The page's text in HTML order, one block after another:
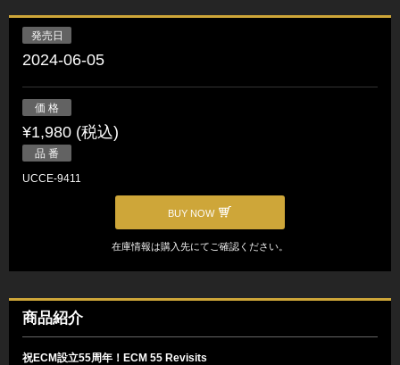
発売日
2024-06-05
価 格
¥1,980 (税込)
品 番
UCCE-9411
BUY NOW
在庫情報は購入先にてご確認ください。
商品紹介
祝ECM設立55周年！ECM 55 Revisits